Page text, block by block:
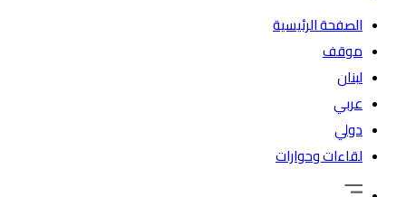
الصفحة الرئيسية
موقف
لبنان
عربي
دولي
لقاءات وحوارات